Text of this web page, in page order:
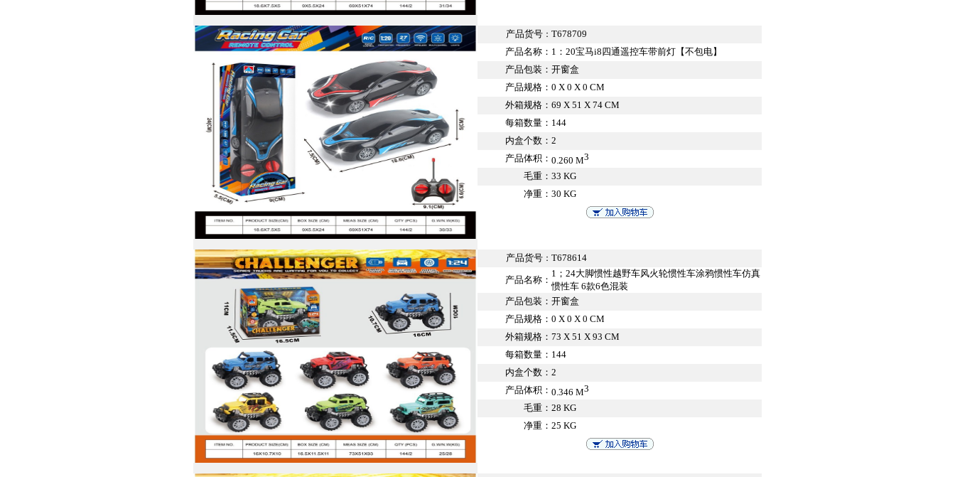
产品货号 ： T678709
产品名称： 1：20宝马i8四通遥控车带前灯【不包电】
产品包装： 开窗盒
产品规格： 0 X 0 X 0 CM
外箱规格： 69 X 51 X 74 CM
每箱数量： 144
内盒个数： 2
产品体积： 0.260 M3
毛重： 33 KG
净重： 30 KG
产品货号 ： T678614
产品名称：
1；24大脚惯性越野车风火轮惯性车涂鸦惯性车仿真
惯性车 6款6色混装
产品包装： 开窗盒
产品规格： 0 X 0 X 0 CM
外箱规格： 73 X 51 X 93 CM
每箱数量： 144
内盒个数： 2
产品体积： 0.346 M3
毛重： 28 KG
净重： 25 KG